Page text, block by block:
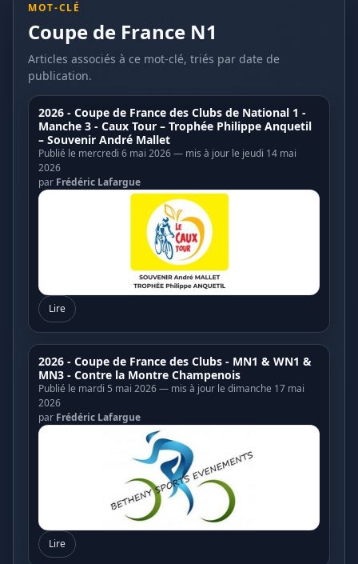
MOT-CLÉ
Coupe de France N1
Articles associés à ce mot-clé, triés par date de
publication.
2026 - Coupe de France des Clubs de National 1 -
Manche 3 - Caux Tour – Trophée Philippe Anquetil
– Souvenir André Mallet
Publié le mercredi 6 mai 2026 — mis à jour le jeudi 14 mai
2026
par Frédéric Lafargue
Lire
2026 - Coupe de France des Clubs - MN1 & WN1 &
MN3 - Contre la Montre Champenois
Publié le mardi 5 mai 2026 — mis à jour le dimanche 17 mai
2026
par Frédéric Lafargue
Lire